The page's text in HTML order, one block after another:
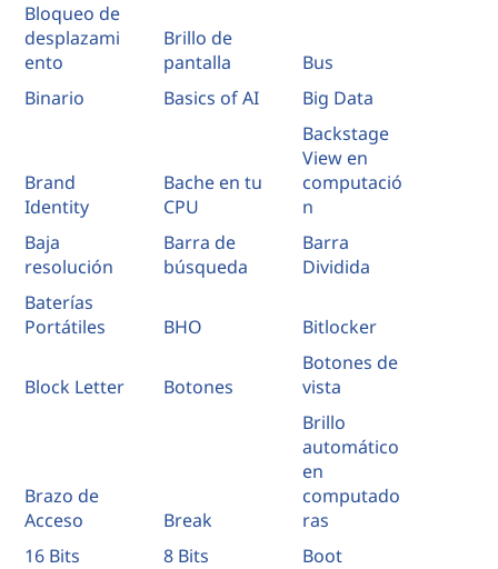
Bloqueo de
desplazami
ento
Brillo de
pantalla
Bus
Binario
Basics of AI Big Data
Brand
Identity
Bache en tu
CPU
Backstage
View en
computació
n
Baja
resolución
Barra de
búsqueda
Barra
Dividida
Baterías
Portátiles
BHO Bitlocker
Block Letter Botones
Botones de
vista
Brazo de
Acceso
Break
Brillo
automático
en
computado
ras
16 Bits
8 Bits Boot